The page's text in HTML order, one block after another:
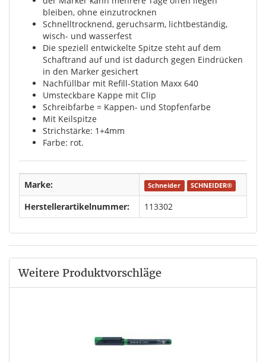
bleiben, ohne einzutrocknen
Schnelltrocknend, geruchsarm, lichtbeständig,
wisch- und wasserfest
Die speziell entwickelte Spitze steht auf dem
Schaftrand auf und ist dadurch gegen Eindrücken
in den Marker gesichert
Nachfüllbar mit Refill-Station Maxx 640
Umsteckbare Kappe mit Clip
Schreibfarbe = Kappen- und Stopfenfarbe
Mit Keilspitze
Strichstärke: 1+4mm
Farbe: rot.
Marke: Schneider SCHNEIDER®
Herstellerartikelnummer: 113302
Weitere Produktvorschläge